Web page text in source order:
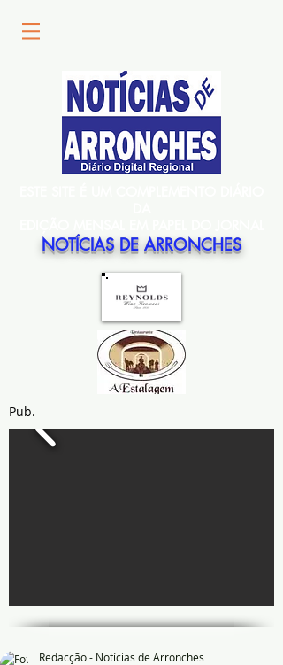
NOTÍCIAS DE ARRONCHES
Pub.
Redacção - Notícias de Arronches